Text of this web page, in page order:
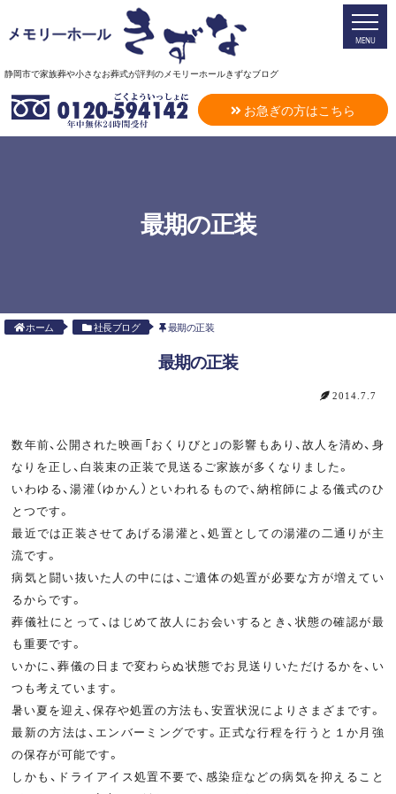
静岡市で家族葬や小さなお葬式が評判のメモリーホールきずなブログ
MENU
お急ぎの方はこちら
最期の正装
ホーム 社長ブログ 最期の正装
最期の正装
2014.7.7
数年前、公開された映画「おくりびと」の影響もあり、故人を清め、身
なりを正し、白装束の正装で見送るご家族が多くなりました。
いわゆる、湯灌（ゆかん）といわれるもので、納棺師による儀式のひ
とつです。
最近では正装させてあげる湯灌と、処置としての湯灌の二通りが主
流です。
病気と闘い抜いた人の中には、ご遺体の処置が必要な方が増えてい
るからです。
葬儀社にとって、はじめて故人にお会いするとき、状態の確認が最
も重要です。
いかに、葬儀の日まで変わらぬ状態でお見送りいただけるかを、い
つも考えています。
暑い夏を迎え、保存や処置の方法も、安置状況によりさまざまです。
最新の方法は、エンバーミングです。正式な行程を行うと１か月強
の保存が可能です。
しかも、ドライアイス処置不要で、感染症などの病気を抑えること